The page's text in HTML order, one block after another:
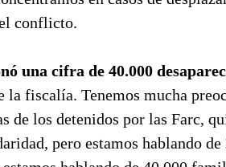
conflicto.
una cifra de 40.000
la fiscalía. Tenemos mucha
de los detenidos por las Farc,
pero estamos hablando